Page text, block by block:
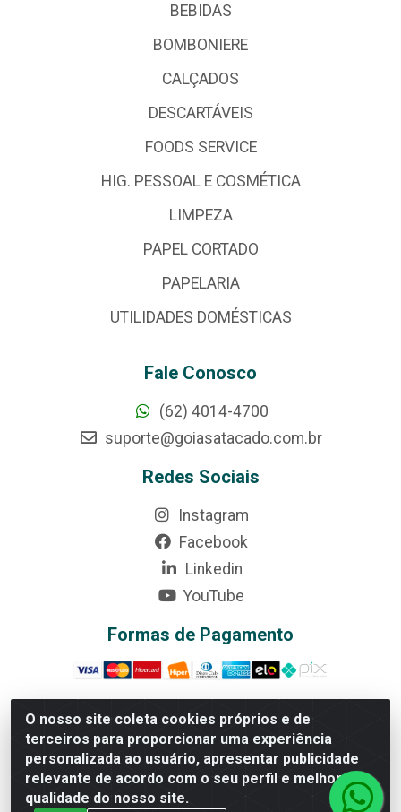
O nosso site coleta cookies próprios e de
terceiros para proporcionar uma experiência
personalizada ao usuário, apresentar publicidade
relevante de acordo com o seu perfil e melhorar a
qualidade do nosso site.
BEBIDAS
BOMBONIERE
CALÇADOS
DESCARTÁVEIS
FOODS SERVICE
HIG. PESSOAL E COSMÉTICA
LIMPEZA
PAPEL CORTADO
PAPELARIA
UTILIDADES DOMÉSTICAS
Fale Conosco
(62) 4014-4700
suporte@goiasatacado.com.br
Redes Sociais
Instagram
Facebook
Linkedin
YouTube
Formas de Pagamento
Rede Brasil - Avenida Universitária, nº 3860, Jardim das
Américas II Etapa - Anápolis/GO - CEP 75070-415 -
CNPJ 07.728.073/0002-24